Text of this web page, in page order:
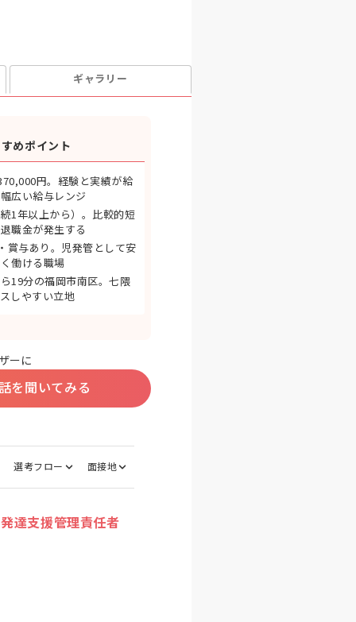
ギャラリー
めポイント
円。経験と実績が給
広い給与レンジ
1年以上から）。比較的短
職金が発生する
賞与あり。児発管として安
働ける職場
19分の福岡市南区。七隈
しやすい立地
ーに
を聞いてみる
選考フロー 面接地
達支援管理責任者